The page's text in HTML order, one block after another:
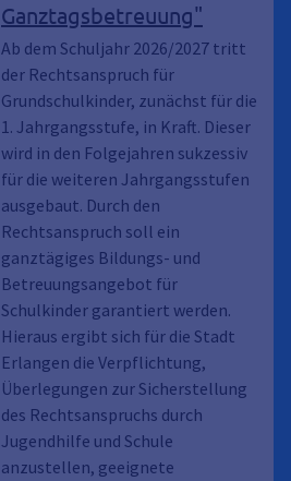
Ganztagsbetreuung"
Ab dem Schuljahr 2026/2027 tritt
der Rechtsanspruch für
Grundschulkinder, zunächst für die
1. Jahrgangsstufe, in Kraft. Dieser
wird in den Folgejahren sukzessiv
für die weiteren Jahrgangsstufen
ausgebaut. Durch den
Rechtsanspruch soll ein
ganztägiges Bildungs- und
Betreuungsangebot für
Schulkinder garantiert werden.
Hieraus ergibt sich für die Stadt
Erlangen die Verpflichtung,
Überlegungen zur Sicherstellung
des Rechtsanspruchs durch
Jugendhilfe und Schule
anzustellen, geeignete